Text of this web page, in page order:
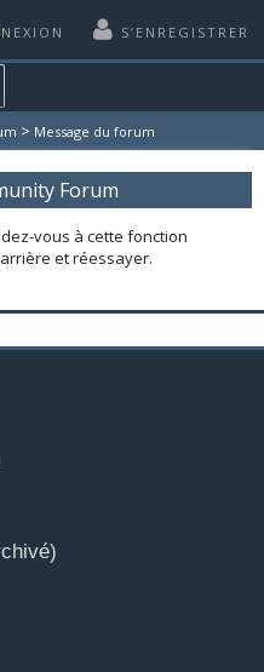
S’ENREGISTRER
> Message du forum
Forum
vous à cette fonction
et réessayer.